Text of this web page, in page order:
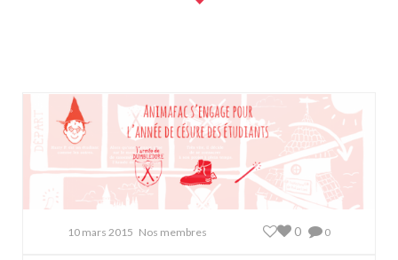
10 mars 2015 Nos membres 0
0